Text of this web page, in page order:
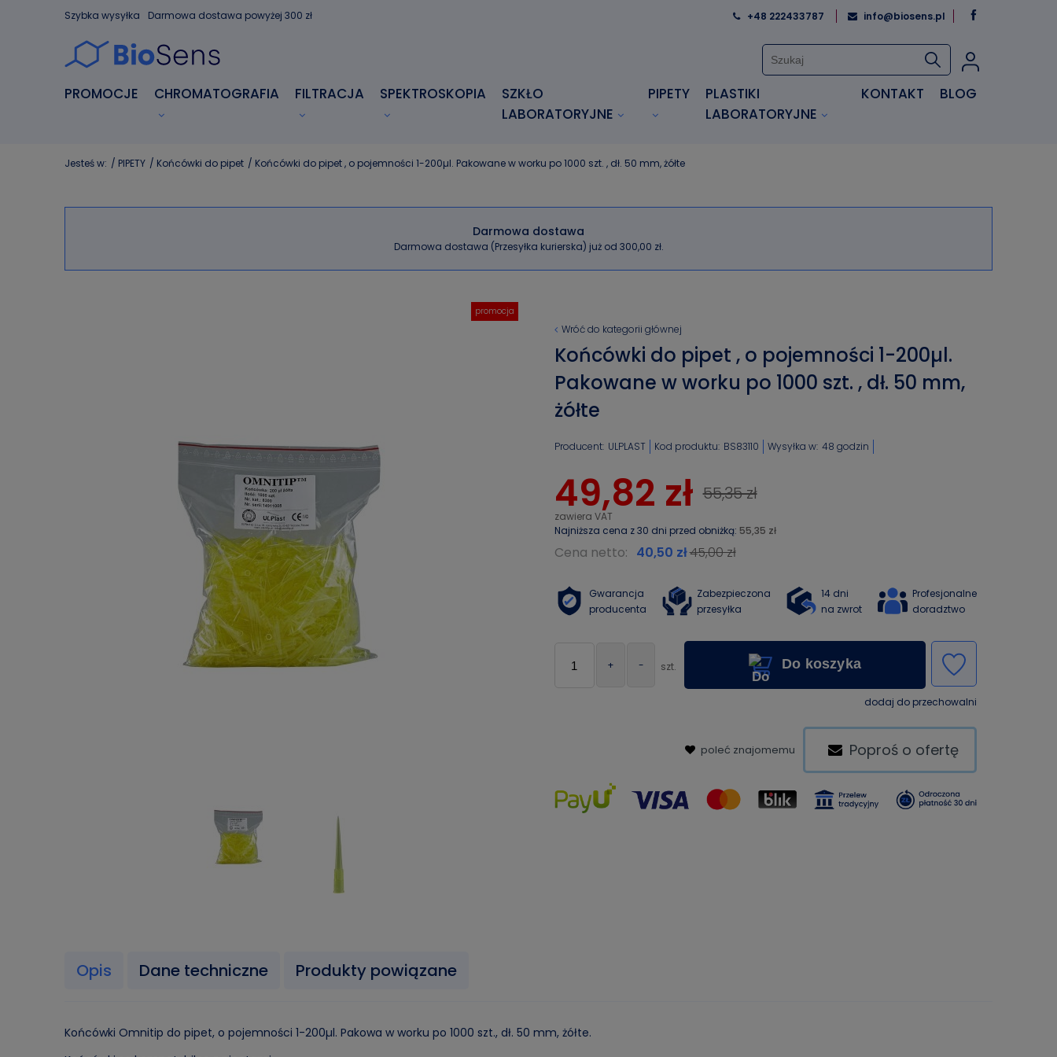
Szybka wysyłka Darmowa dostawa powyżej 300 zł +48 222433787 info@biosens.pl
PROMOCJE CHROMATOGRAFIA FILTRACJA SPEKTROSKOPIA
SZKŁO
LABORATORYJNE
PIPETY
PLASTIKI
LABORATORYJNE
KONTAKT BLOG
Jesteś w: / PIPETY / Końcówki do pipet / Końcówki do pipet , o pojemności 1-200µl. Pakowane w worku po 1000 szt. , dł. 50 mm, żółte
Darmowa dostawa
Darmowa dostawa (Przesyłka kurierska) już od 300,00 zł.
promocja
Wróć do kategorii głównej
Końcówki do pipet , o pojemności 1-200µl.
Pakowane w worku po 1000 szt. , dł. 50 mm,
żółte
Producent: ULPLAST Kod produktu: BS83110 Wysyłka w: 48 godzin
49,82 zł 55,35 zł
Najniższa cena z 30 dni przed obniżką: 55,35 zł
Cena netto: 40,50 zł45,00 zł
Gwarancja
producenta
Zabezpieczona
przesyłka
14 dni
na zwrot
Profesjonalne
doradztwo
+ - szt. Do koszyka
dodaj do przechowalni
poleć znajomemu Poproś o ofertę
Opis Dane techniczne Produkty powiązane
Końcówki Omnitip do pipet, o pojemności 1-200µl. Pakowa w worku po 1000 szt., dł. 50 mm, żółte.